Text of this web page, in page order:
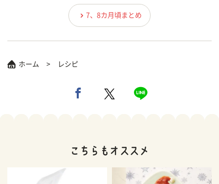
7、8カ月頃まとめ
ホーム レシピ